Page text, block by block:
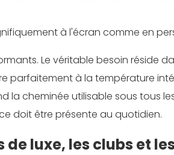
à l'écran comme en
Le véritable besoin réside
parfaitement à la température
la cheminée utilisable sous tous
doit être présente au quotidien.
luxe, les clubs et